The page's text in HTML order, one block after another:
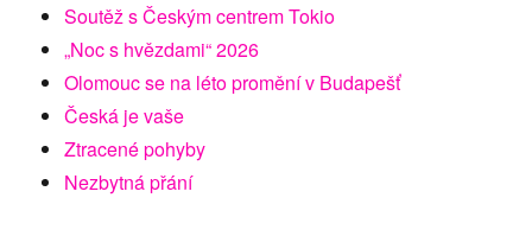
Soutěž s Českým centrem Tokio
„Noc s hvězdami“ 2026
Olomouc se na léto promění v Budapešť
Česká je vaše
Ztracené pohyby
Nezbytná přání